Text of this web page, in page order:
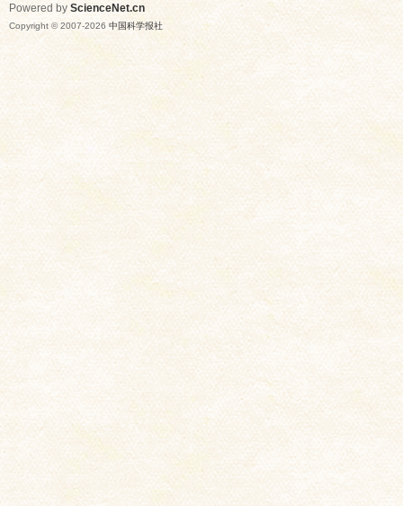
Powered by ScienceNet.cn
Copyright © 2007-2026 中国科学报社